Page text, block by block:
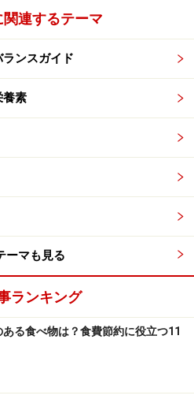
関連するテーマ
ンスガイド
養素
ーマも見る
ランキング
る食べ物は？食費節約に役立つ11